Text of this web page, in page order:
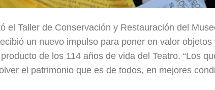
el Taller de Conservación y Restauración del
un nuevo impulso para poner en valor
de los 114 años de vida del Teatro. “Los
el patrimonio que es de todos, en mejores